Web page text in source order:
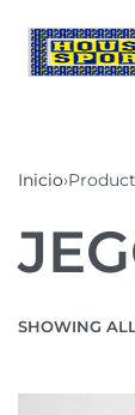
Inicio›
SHOWING